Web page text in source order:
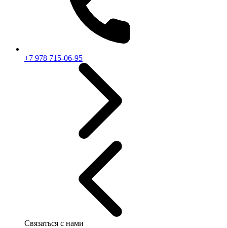
+7 978 715-06-95
Связаться с нами